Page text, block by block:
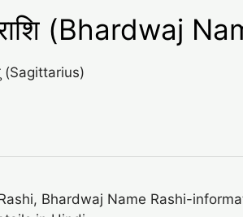
राशि (Bhardwaj
(Sagittarius)
Bhardwaj Name Rashi-